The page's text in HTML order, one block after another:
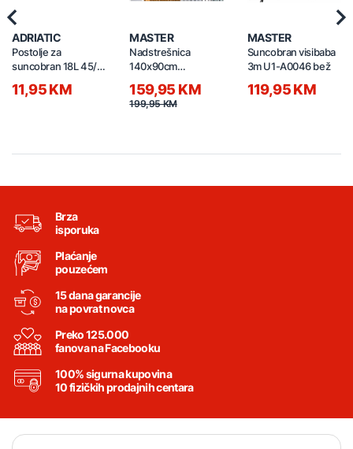
ADRIATIC
Postolje za
suncobran 18L 45/1
11,95 KM
MASTER
Nadstrešnica
140x90cm
polikarbonat
crna/braon
159,95 KM
199,95 KM
MASTER
Suncobran visibaba
3m U1-A0046 bež
119,95 KM
Previous
Brza
isporuka
Plaćanje
pouzećem
15 dana garancije
na povrat novca
Preko 125.000
fanova na Facebooku
100% sigurna kupovina
10 fizičkih prodajnih centara